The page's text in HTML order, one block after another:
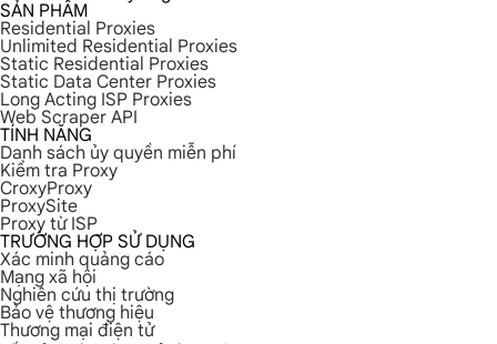
SẢN PHẨM
Residential Proxies
Unlimited Residential Proxies
Static Residential Proxies
Static Data Center Proxies
Long Acting ISP Proxies
Web Scraper API
TÍNH NĂNG
Danh sách ủy quyền miễn phí
Kiểm tra Proxy
CroxyProxy
ProxySite
Proxy từ ISP
TRƯỜNG HỢP SỬ DỤNG
Xác minh quảng cáo
Mạng xã hội
Nghiên cứu thị trường
Bảo vệ thương hiệu
Thương mại điện tử